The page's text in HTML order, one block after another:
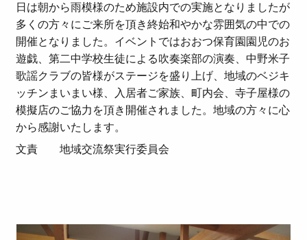
日は朝から雨模様のため施設内での実施となりましたが
多くの方々にご来所を頂き終始和やかな雰囲気の中での
開催となりました。イベントではおおつ保育園園児のお
遊戯、第二中学校生徒による吹奏楽部の演奏、中野米子
歌謡クラブの皆様がステージを盛り上げ、地域のベジキ
ッチンまいまい様、入居者ご家族、町内会、寺子屋様の
模擬店のご協力を頂き開催されました。地域の方々に心
から感謝いたします。
文責 地域交流祭実行委員会